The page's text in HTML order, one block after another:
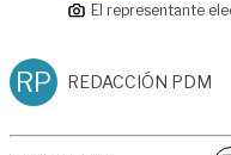
El representante
RP REDACCIÓN PDM